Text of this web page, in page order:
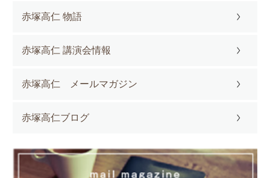
赤塚高仁 物語
赤塚高仁 講演会情報
赤塚高仁 メールマガジン
赤塚高仁ブログ